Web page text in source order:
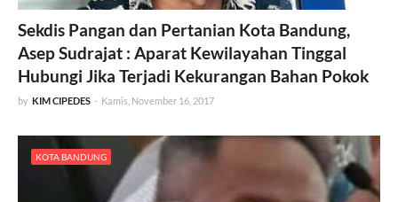
Sekdis Pangan dan Pertanian Kota Bandung,
Asep Sudrajat : Aparat Kewilayahan Tinggal
Hubungi Jika Terjadi Kekurangan Bahan Pokok
by KIM CIPEDES - Kamis, November 16, 2017
KOTA BANDUNG